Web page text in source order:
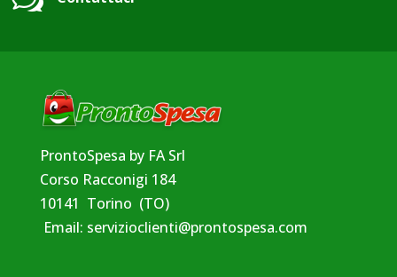
ProntoSpesa by FA Srl
Corso Racconigi 184
10141 Torino (TO)
Email: servizioclienti@prontospesa.com